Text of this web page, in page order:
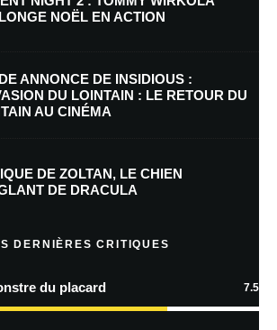
2009 à 20 h 33 min
simplement superbe !!!
commentaire
sera pas publiée.
NOËL EN ACTION
ANNONCE DE INSIDIOUS :
DU LOINTAIN : LE RETOUR DU
AU CINÉMA
DE ZOLTAN, LE CHIEN
DE DRACULA
DERNIÈRES CRITIQUES
du placard 7.5